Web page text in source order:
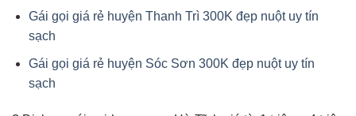
Gái gọi giá rẻ huyện Thanh Trì 300K đẹp nuột uy tín
sạch
Gái gọi giá rẻ huyện Sóc Sơn 300K đẹp nuột uy tín
sạch